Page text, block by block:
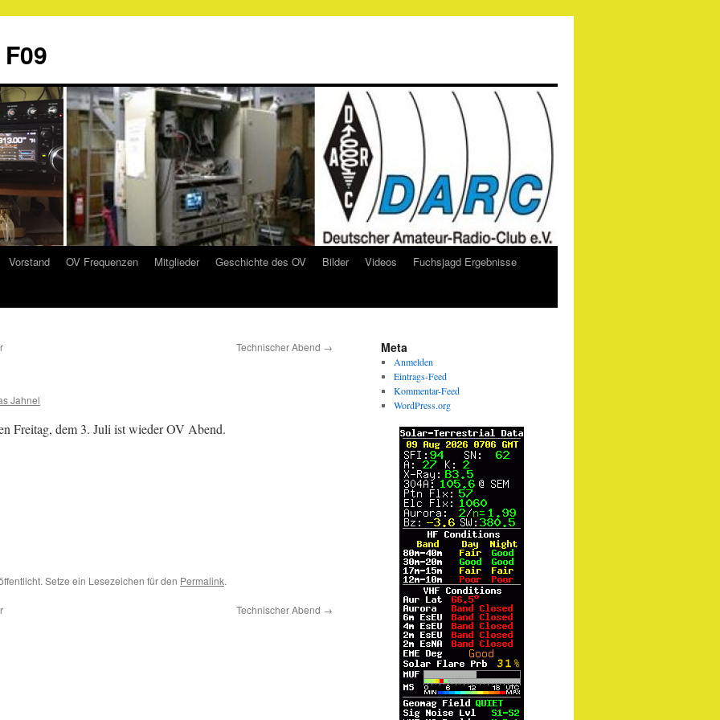
Vorstand OV Frequenzen Mitglieder Geschichte des OV Bilder Videos
Fuchsjagd Ergebnisse
Technischer Abend →
Jahnel
Freitag, dem 3. Juli ist wieder OV Abend.
Setze ein Lesezeichen für den Permalink.
Technischer Abend →
Meta
Anmelden
Eintrags-Feed
Kommentar-Feed
WordPress.org